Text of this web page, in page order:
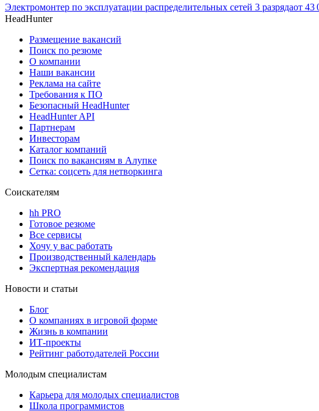
Электромонтер по эксплуатации распределительных сетей 3 разрядаот 43
HeadHunter
Размещение вакансий
Поиск по резюме
О компании
Наши вакансии
Реклама на сайте
Требования к ПО
Безопасный HeadHunter
HeadHunter API
Партнерам
Инвесторам
Каталог компаний
Поиск по вакансиям в Алупке
Сетка: соцсеть для нетворкинга
Соискателям
hh PRO
Готовое резюме
Все сервисы
Хочу у вас работать
Производственный календарь
Экспертная рекомендация
Новости и статьи
Блог
О компаниях в игровой форме
Жизнь в компании
ИТ-проекты
Рейтинг работодателей России
Молодым специалистам
Карьера для молодых специалистов
Школа программистов